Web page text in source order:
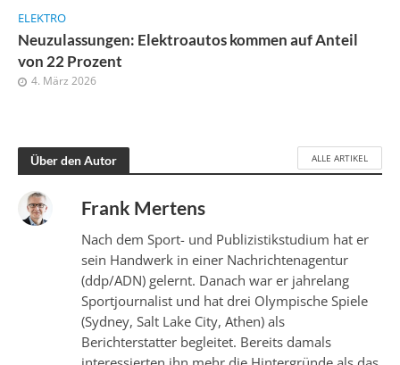
ELEKTRO
Neuzulassungen: Elektroautos kommen auf Anteil
von 22 Prozent
4. März 2026
Über den Autor ALLE ARTIKEL
Frank Mertens
Nach dem Sport- und Publizistikstudium hat er
sein Handwerk in einer Nachrichtenagentur
(ddp/ADN) gelernt. Danach war er jahrelang
Sportjournalist und hat drei Olympische Spiele
(Sydney, Salt Lake City, Athen) als
Berichterstatter begleitet. Bereits damals